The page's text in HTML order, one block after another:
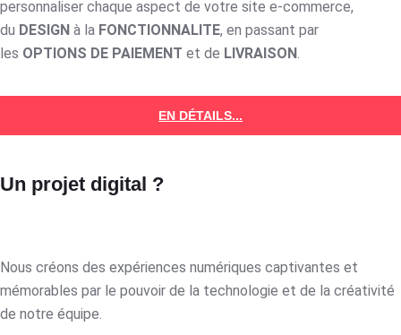
personnaliser chaque aspect de votre site e-commerce,
du DESIGN à la FONCTIONNALITE, en passant par
les OPTIONS DE PAIEMENT et de LIVRAISON.
EN DÉTAILS...
Un projet digital ?
Nous créons des expériences numériques captivantes et
mémorables par le pouvoir de la technologie et de la créativité
de notre équipe.